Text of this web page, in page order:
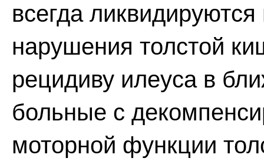
всегда
нарушения толстой
рецидиву илеуса в
больные с
моторной функции